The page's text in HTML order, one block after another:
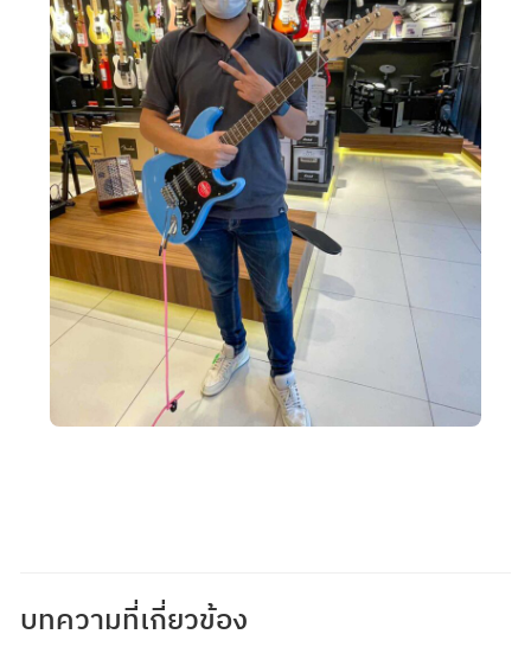
บทความที่เกี่ยวข้อง